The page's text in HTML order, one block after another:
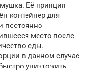
Её принцип
контейнер для
постоянно
место после
еды.
в данном случае
уничтожить